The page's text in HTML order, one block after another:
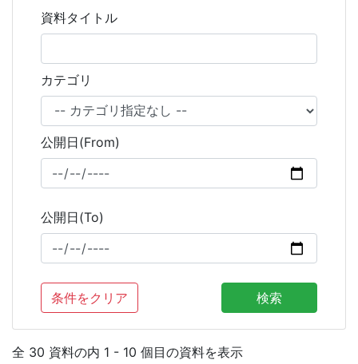
資料タイトル
カテゴリ
公開日(From)
公開日(To)
条件をクリア 検索
全 30 資料の内 1 - 10 個目の資料を表示